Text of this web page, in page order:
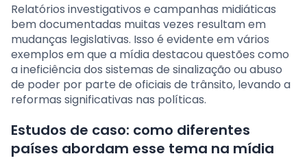
Relatórios investigativos e campanhas midiáticas
bem documentadas muitas vezes resultam em
mudanças legislativas. Isso é evidente em vários
exemplos em que a mídia destacou questões como
a ineficiência dos sistemas de sinalização ou abuso
de poder por parte de oficiais de trânsito, levando a
reformas significativas nas políticas.
Estudos de caso: como diferentes
países abordam esse tema na mídia